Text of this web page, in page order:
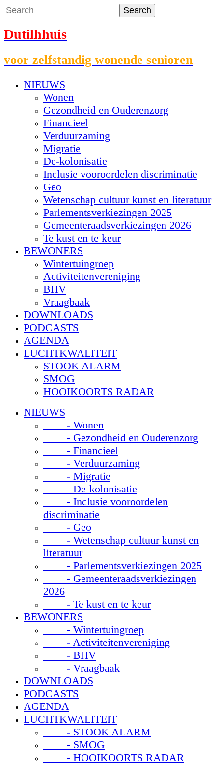
Dutilhhuis
voor zelfstandig wonende senioren
NIEUWS
Wonen
Gezondheid en Ouderenzorg
Financieel
Verduurzaming
Migratie
De-kolonisatie
Inclusie vooroordelen discriminatie
Geo
Wetenschap cultuur kunst en literatuur
Parlementsverkiezingen 2025
Gemeenteraadsverkiezingen 2026
Te kust en te keur
BEWONERS
Wintertuingroep
Activiteitenvereniging
BHV
Vraagbaak
DOWNLOADS
PODCASTS
AGENDA
LUCHTKWALITEIT
STOOK ALARM
SMOG
HOOIKOORTS RADAR
NIEUWS
- Wonen
- Gezondheid en Ouderenzorg
- Financieel
- Verduurzaming
- Migratie
- De-kolonisatie
- Inclusie vooroordelen
discriminatie
- Geo
- Wetenschap cultuur kunst en
literatuur
- Parlementsverkiezingen 2025
- Gemeenteraadsverkiezingen
2026
- Te kust en te keur
BEWONERS
- Wintertuingroep
- Activiteitenvereniging
- BHV
- Vraagbaak
DOWNLOADS
PODCASTS
AGENDA
LUCHTKWALITEIT
- STOOK ALARM
- SMOG
- HOOIKOORTS RADAR